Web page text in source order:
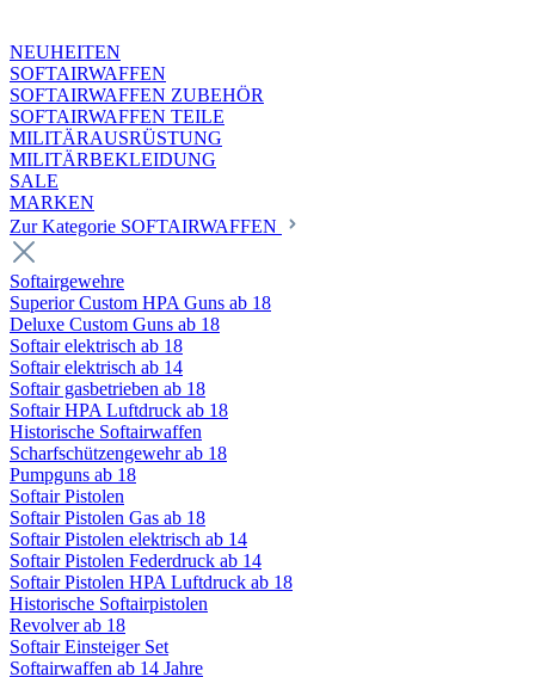
NEUHEITEN
SOFTAIRWAFFEN
SOFTAIRWAFFEN ZUBEHÖR
SOFTAIRWAFFEN TEILE
MILITÄRAUSRÜSTUNG
MILITÄRBEKLEIDUNG
SALE
MARKEN
Zur Kategorie SOFTAIRWAFFEN
Softairgewehre
Superior Custom HPA Guns ab 18
Deluxe Custom Guns ab 18
Softair elektrisch ab 18
Softair elektrisch ab 14
Softair gasbetrieben ab 18
Softair HPA Luftdruck ab 18
Historische Softairwaffen
Scharfschützengewehr ab 18
Pumpguns ab 18
Softair Pistolen
Softair Pistolen Gas ab 18
Softair Pistolen elektrisch ab 14
Softair Pistolen Federdruck ab 14
Softair Pistolen HPA Luftdruck ab 18
Historische Softairpistolen
Revolver ab 18
Softair Einsteiger Set
Softairwaffen ab 14 Jahre